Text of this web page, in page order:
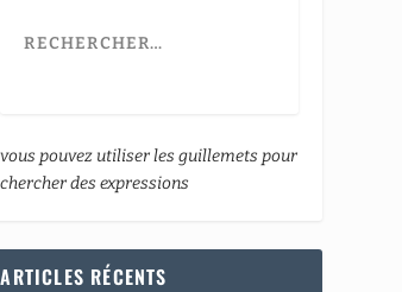
vous pouvez utiliser les guillemets pour
chercher des expressions
ARTICLES RÉCENTS